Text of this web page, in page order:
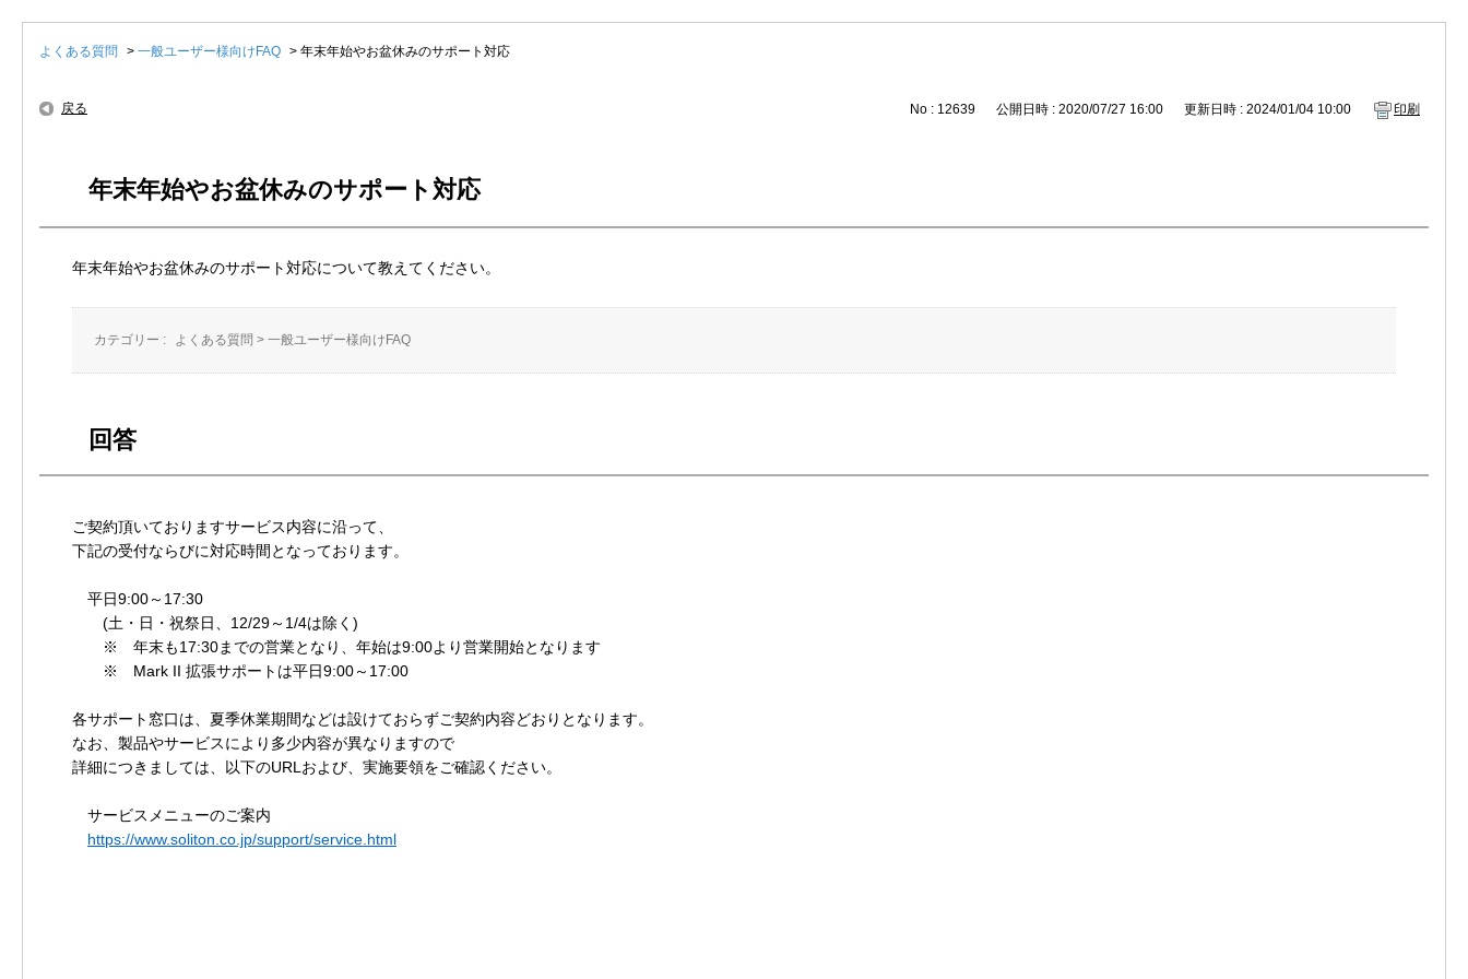
よくある質問 > 一般ユーザー様向けFAQ > 年末年始やお盆休みのサポート対応
戻る No : 12639 公開日時 : 2020/07/27 16:00 更新日時 : 2024/01/04 10:00 印刷
年末年始やお盆休みのサポート対応
年末年始やお盆休みのサポート対応について教えてください。
カテゴリー : よくある質問 > 一般ユーザー様向けFAQ
回答
ご契約頂いておりますサービス内容に沿って、
下記の受付ならびに対応時間となっております。
平日9:00～17:30
(土・日・祝祭日、12/29～1/4は除く)
※ 年末も17:30までの営業となり、年始は9:00より営業開始となります
※ Mark II 拡張サポートは平日9:00～17:00
各サポート窓口は、夏季休業期間などは設けておらずご契約内容どおりとなります。
なお、製品やサービスにより多少内容が異なりますので
詳細につきましては、以下のURLおよび、実施要領をご確認ください。
サービスメニューのご案内
https://www.soliton.co.jp/support/service.html